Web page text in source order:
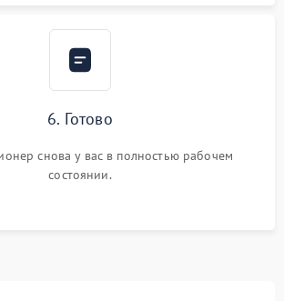
6. Готово
снова у вас в полностью рабочем
состоянии.